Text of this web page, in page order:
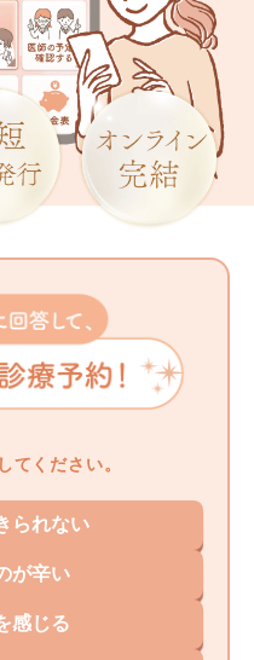
てください。
られない
が辛い
感じる